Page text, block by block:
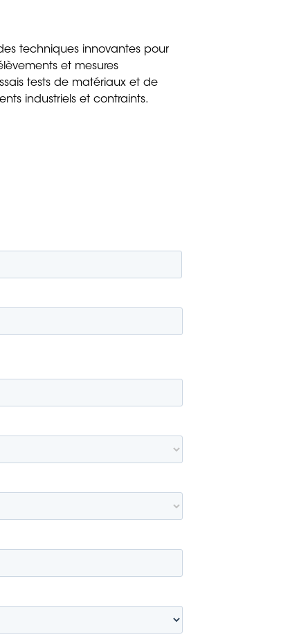
techniques innovantes pour
et mesures
tests de matériaux et de
industriels et contraints.